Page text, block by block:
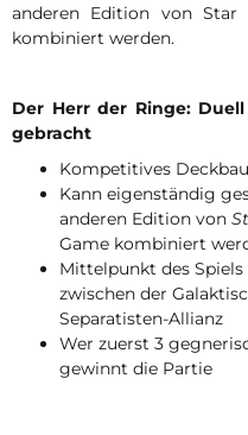
anderen Edition von Star
kombiniert werden.
Der Herr der Ringe:
gebracht
Kompetitives
Kann eigenständig
anderen Edition von
Game kombiniert
Mittelpunkt des
zwischen der
Separatisten-Allianz
Wer zuerst 3
gewinnt die Partie